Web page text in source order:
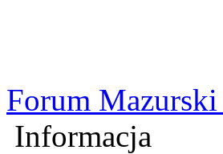
Forum
Informacja